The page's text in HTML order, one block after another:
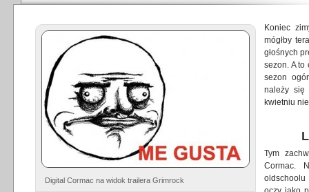
Digital Cormac na widok trailera Grimrock
Koniec
mógłby
głośnych
sezon. A to
sezon
należy się
kwietniu
Tym
Cormac.
oldschoolu